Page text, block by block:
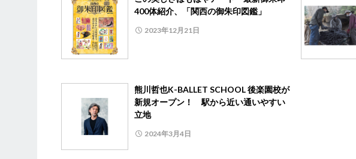
400体紹介、「関西の御朱印図鑑」
2023年12月21日
熊川哲也K-BALLET SCHOOL 後楽園校が
新規オープン！ 駅から近い通いやすい
立地
2024年3月4日